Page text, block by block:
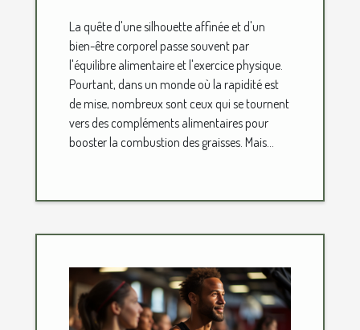
combustion des
graisses
La quête d'une silhouette affinée et d'un
bien-être corporel passe souvent par
l'équilibre alimentaire et l'exercice physique.
Pourtant, dans un monde où la rapidité est
de mise, nombreux sont ceux qui se tournent
vers des compléments alimentaires pour
booster la combustion des graisses. Mais...